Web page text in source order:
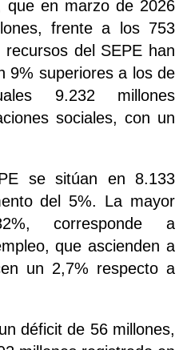
que en marzo de 2026
frente a los 753
del SEPE han
9% superiores a los de
9.232 millones
sociales, con un
se sitúan en 8.133
del 5%. La mayor
corresponde a
que ascienden a
un 2,7% respecto a
déficit de 56 millones,